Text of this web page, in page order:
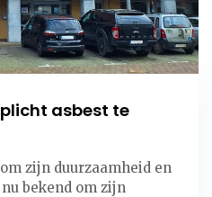
asbest te
zijn duurzaamheid en
bekend om zijn